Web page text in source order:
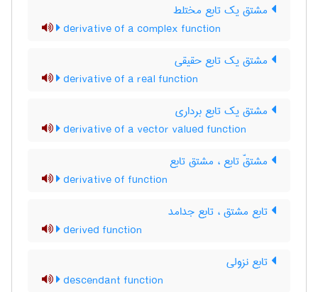
مشتق یک تابع مختلط
derivative of a complex function
مشتق یک تابع حقیقی
derivative of a real function
مشتق یک تابع برداری
derivative of a vector valued function
مشتقّ تابع ، مشتق تابع
derivative of function
تابع مشتق ، تابع جدامد
derived function
تابع نزولی
descendant function